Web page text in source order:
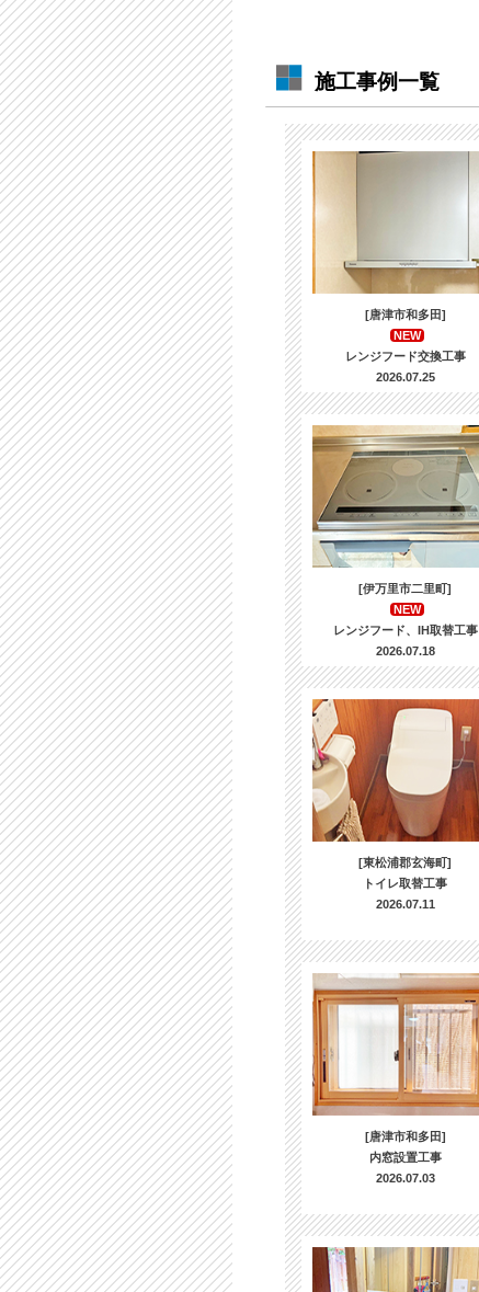
施工事例一覧
[唐津市和多田]
NEW
レンジフード交換工事
2026.07.25
[伊万里市二里町]
NEW
レンジフード、IH取替工事
2026.07.18
[東松浦郡玄海町]
トイレ取替工事
2026.07.11
[唐津市和多田]
内窓設置工事
2026.07.03